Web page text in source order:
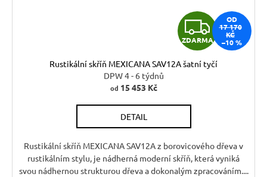
Z
D
A
A
ZDARMA
OD
17 170
KČ
–10 %
Rustikální skříň MEXICANA SAV12A šatní tyčí
DPW 4 - 6 týdnů
od 15 453 Kč
DETAIL
Rustikální skříň MEXICANA SAV12A z borovicového dřeva v
rustikálním stylu, je nádherná moderní skříň, která vyniká
svou nádhernou strukturou dřeva a dokonalým zpracováním....